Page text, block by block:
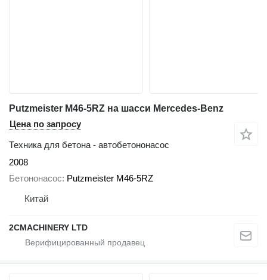
Putzmeister M46-5RZ на шасси Mercedes-Benz
Цена по запросу
Техника для бетона - автобетононасос
2008
Бетононасос Putzmeister M46-5RZ
Китай
2CMACHINERY LTD